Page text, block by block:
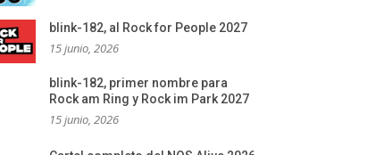
blink-182, al Rock for People 2027
15 junio, 2026
blink-182, primer nombre para
Rock am Ring y Rock im Park 2027
15 junio, 2026